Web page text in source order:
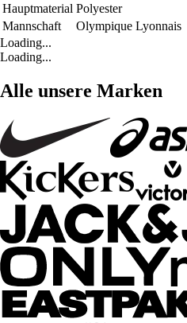
Hauptmaterial Polyester
Mannschaft
Olympique Lyonnais
Loading...
Loading...
Alle unsere Marken